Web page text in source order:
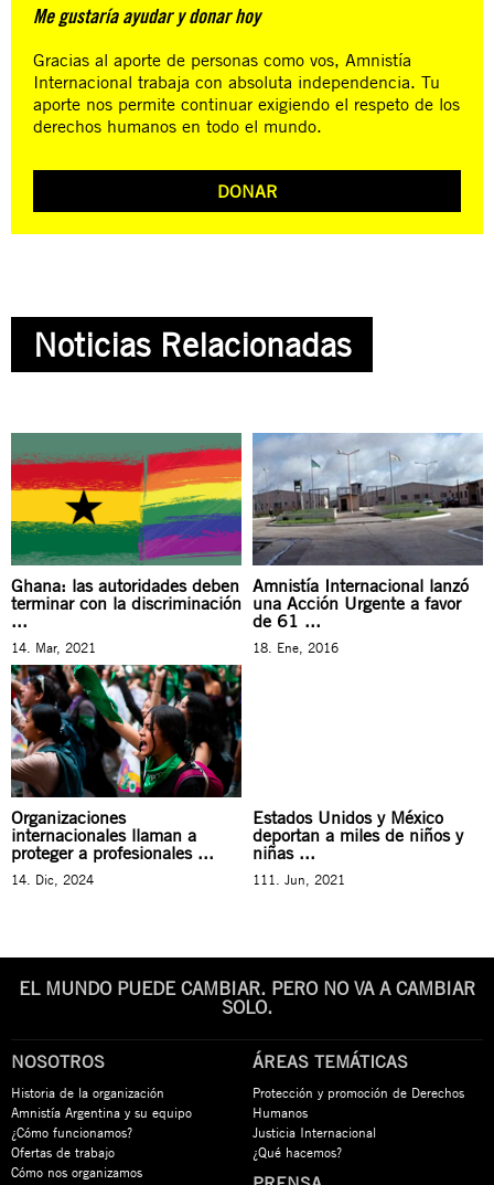
Me gustaría ayudar y donar hoy
Gracias al aporte de personas como vos, Amnistía
Internacional trabaja con absoluta independencia. Tu
aporte nos permite continuar exigiendo el respeto de los
derechos humanos en todo el mundo.
DONAR
Noticias Relacionadas
Ghana: las autoridades deben
terminar con la discriminación
...
14. Mar, 2021
Amnistía Internacional lanzó
una Acción Urgente a favor
de 61 ...
18. Ene, 2016
Organizaciones
internacionales llaman a
proteger a profesionales ...
14. Dic, 2024
Estados Unidos y México
deportan a miles de niños y
niñas ...
111. Jun, 2021
EL MUNDO PUEDE CAMBIAR. PERO NO VA A CAMBIAR
SOLO.
NOSOTROS
Historia de la organización
Amnistía Argentina y su equipo
¿Cómo funcionamos?
Ofertas de trabajo
Cómo nos organizamos
ÁREAS TEMÁTICAS
Protección y promoción de Derechos
Humanos
Justicia Internacional
¿Qué hacemos?